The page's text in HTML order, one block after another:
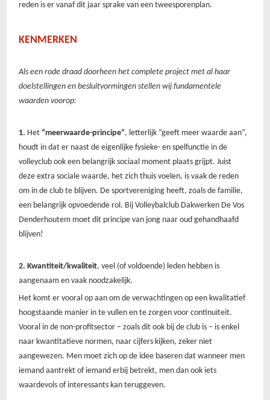
reden is er vanaf dit jaar sprake van een tweesporenplan.
KENMERKEN
Als een rode draad doorheen het complete project met al haar
doelstellingen en besluitvormingen stellen wij fundamentele
waarden voorop:
1. Het “meerwaarde-principe”, letterlijk “geeft meer waarde aan”,
houdt in dat er naast de eigenlijke fysieke- en spelfunctie in de
volleyclub ook een belangrijk sociaal moment plaats grijpt. Juist
deze extra sociale waarde, het zich thuis voelen, is vaak de reden
om in de club te blijven. De sportvereniging heeft, zoals de familie,
een belangrijk opvoedende rol. Bij Volleybalclub Dakwerken De Vos
Denderhoutem moet dit principe van jong naar oud gehandhaafd
blijven!
2. Kwantiteit/kwaliteit, veel (of voldoende) leden hebben is
aangenaam en vaak noodzakelijk.
Het komt er vooral op aan om de verwachtingen op een kwalitatief
hoogstaande manier in te vullen en te zorgen voor continuïteit.
Vooral in de non-profitsector – zoals dit ook bij de club is – is enkel
naar kwantitatieve normen, naar cijfers kijken, zeker niet
aangewezen. Men moet zich op de idee baseren dat wanneer men
iemand aantrekt of iemand erbij betrekt, men dan ook iets
waardevols of interessants kan teruggeven.